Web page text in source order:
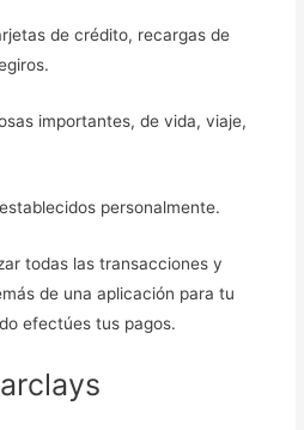
de crédito, recargas de
importantes, de vida, viaje,
personalmente.
todas las transacciones y
de una aplicación para tu
efectúes tus pagos.